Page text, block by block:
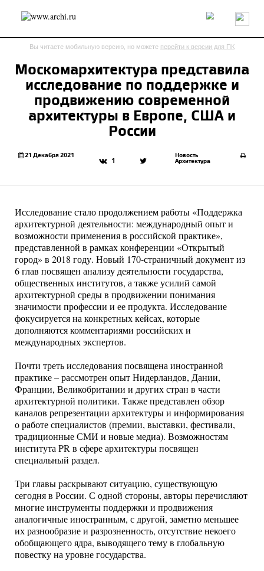
Россия Мир Технологии Интерьер Пресса
Архитекторы
Блог
Журнал
Интервью Исследование
Мнение
Обзор
Объект
Результаты конкурса
Рецензия Архитектура
Дизайн
Иностранцы в России
Интерьер
Эко
Вы читаете мобильную версию, но можете перейти к версии для ПК
Москомархитектура представила
исследование по поддержке и
продвижению современной
архитектуры в Европе, США и
России
21 Декабря 2021
1
Новость
Архитектура
Исследование стало продолжением работы «Поддержка
архитектурной деятельности: международный опыт и
возможности применения в российской практике»,
представленной в рамках конференции «Открытый
город» в 2018 году. Новый 170-страничный документ из
6 глав посвящен анализу деятельности государства,
общественных институтов, а также усилий самой
архитектурной среды в продвижении понимания
значимости профессии и ее продукта. Исследование
фокусируется на конкретных кейсах, которые
дополняются комментариями российских и
международных экспертов.
Почти треть исследования посвящена иностранной
практике – рассмотрен опыт Нидерландов, Дании,
Франции, Великобритании и других стран в части
архитектурной политики. Также представлен обзор
каналов репрезентации архитектуры и информирования
о работе специалистов (премии, выставки, фестивали,
традиционные СМИ и новые медиа). Возможностям
института PR в сфере архитектуры посвящен
специальный раздел.
Три главы раскрывают ситуацию, существующую
сегодня в России. С одной стороны, авторы перечисляют
многие инструменты поддержки и продвижения
аналогичные иностранным, с другой, заметно меньшее
их разнообразие и разрозненность, отсутствие некоего
обобщающего ядра, выводящего тему в глобальную
повестку на уровне государства.